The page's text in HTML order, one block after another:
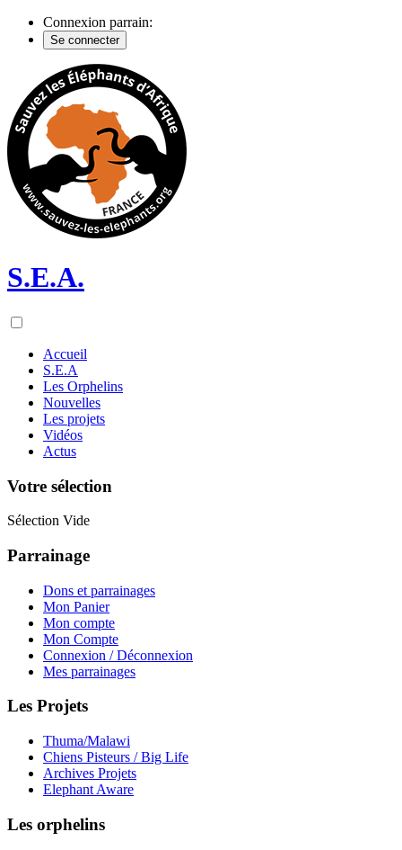
Connexion parrain:
Se connecter
S.E.A.
Accueil
S.E.A
Les Orphelins
Nouvelles
Les projets
Vidéos
Actus
Votre sélection
Sélection Vide
Parrainage
Dons et parrainages
Mon Panier
Mon compte
Mon Compte
Connexion / Déconnexion
Mes parrainages
Les Projets
Thuma/Malawi
Chiens Pisteurs / Big Life
Archives Projets
Elephant Aware
Les orphelins